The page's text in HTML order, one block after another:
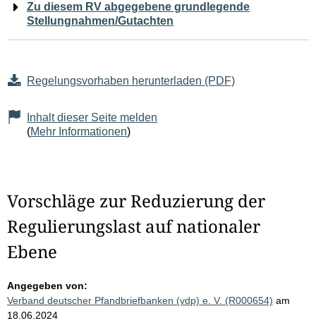
Zu diesem RV abgegebene grundlegende
Stellungnahmen/Gutachten
Regelungsvorhaben herunterladen (PDF)
Inhalt dieser Seite melden
(Mehr Informationen)
Vorschläge zur Reduzierung der
Regulierungslast auf nationaler
Ebene
Angegeben von:
Verband deutscher Pfandbriefbanken (vdp) e. V. (R000654) am
18.06.2024